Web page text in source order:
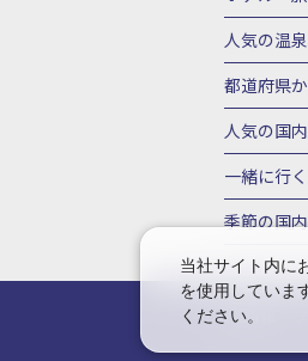
栃木県
三重県
岡山県
北海道ホ
山形県ホ
千葉県ホ
石川県ホ
静岡県ホ
京都府ホ
広島県ホ
佐賀県ホ
人気の温
北海道
川湯温泉(
鳴子温泉(
鬼怒川温
伊豆箱根
白骨温泉(
有馬温泉(
長門湯本(
都道府県
山形旅行
茨城旅行
甲信越
愛知旅行
奈良旅行
中国
人気の国
東京ディ
一緒に行
一人旅 国
季節の国
桜・お花
9月の国内
1月の国内
会社情報
当社サイト内に
を使用していま
ください。